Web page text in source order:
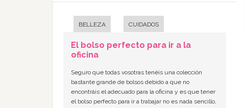
BELLEZA CUIDADOS
El bolso perfecto para ir a la
oficina
Seguro que todas vosotras tenéis una colección
bastante grande de bolsos debido a que no
encontráis el adecuado para la oficina y es que tener
el bolso perfecto para ir a trabajar no es nada sencillo,